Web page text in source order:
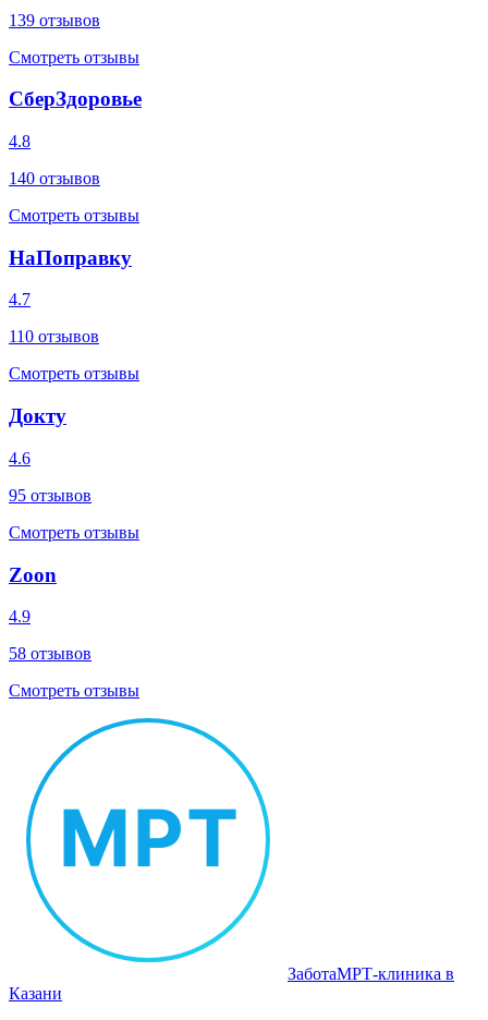
139 отзывов
Смотреть отзывы
СберЗдоровье
4.8
140 отзывов
Смотреть отзывы
НаПоправку
4.7
110 отзывов
Смотреть отзывы
Докту
4.6
95 отзывов
Смотреть отзывы
Zoon
4.9
58 отзывов
Смотреть отзывы
ЗаботаМРТ‑клиника в
Казани